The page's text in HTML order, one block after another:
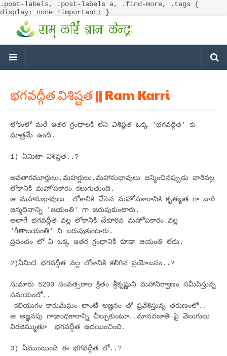
.post-labels, .post-labels a, .find-more, .tags {
display: none !important; }
భగవద్గీత విశిష్టత || Ram Karri
లోకంలో మరే ఇతర గ్రంధాలకి లేని విశిష్టత ఒక్క 'భగవద్గీత' కు
మాత్రమే ఉంది.
1) ఏమిటా విశిష్టత..?
అవతారమూర్తులు,మహర్షులు,మహానుభావులు జన్మించినప్పుడు వారివల్ల
లోకానికి మహోపకారం కలుగుతుంది.
ఆ మహానుభావులు లోకానికి చేసిన మహోపకారానికి కృతజ్ఞత గా వారి
జన్మదినాన్ని 'జయంతి' గా జరుపుకుంటారు.
అలాగే భగవద్గీత వల్ల లోకానికి చేకూరిన మహోపకారం వల్ల
'గీతాజయంతి' ని జరుపుకుంటారు.
ప్రపంచం లో ఏ ఒక్క ఇతర గ్రంధానికి కూడా జయంతి లేదు.
2)ఏమిటి భగవద్గీత వల్ల లోకానికి కలిగిన ప్రయోజనం..?
సుమారు 5200 సంవత్సరాల క్రితం శ్రీకృష్ణుని మహానిర్వాణం సమీపిస్తున్న
సమయంలో..
కలియుగం కారుమేఘం లాంటి అజ్ఞనం తో ప్రవేశిస్తున్న తరుణంలో..
ఆ అజ్ఞనపు గాఢాంధకారాన్ని చీల్చుకుంటూ..మానవజాతి పై వెలుగులు
విరజిమ్ముతూ భగవద్గీత ఉదయించింది.
3) ఏముంటుంది ఈ భగవద్గీత లో..?